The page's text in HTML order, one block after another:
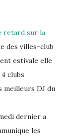
retard sur la
des villes-club
estivale elle
clubs
meilleurs DJ du
dernier a
les